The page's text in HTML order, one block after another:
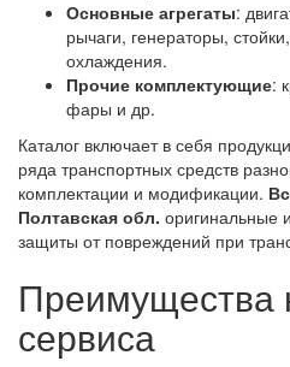
Основные агрегаты:
рычаги, генераторы,
охлаждения.
Прочие комплектующие:
фары и др.
Каталог включает в себя
ряда транспортных средств
комплектации и модификации.
Полтавская обл. оригинальные
защиты от повреждений при
Преимущества
сервиса